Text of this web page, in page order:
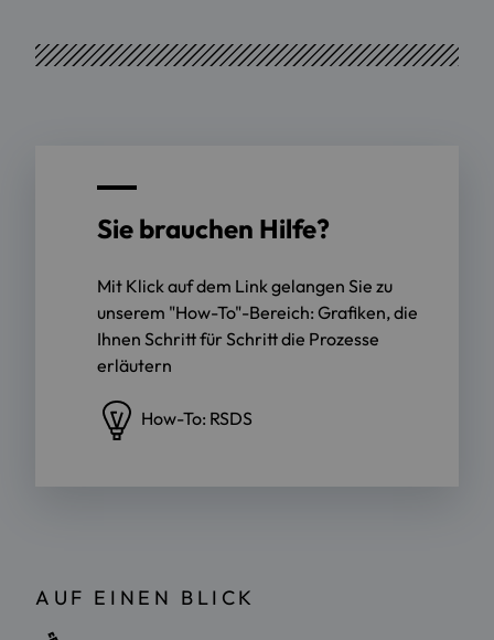
Sie brauchen Hilfe?
Mit Klick auf dem Link gelangen Sie zu
unserem "How-To"-Bereich: Grafiken, die
Ihnen Schritt für Schritt die Prozesse
erläutern
How-To: RSDS
AUF EINEN BLICK